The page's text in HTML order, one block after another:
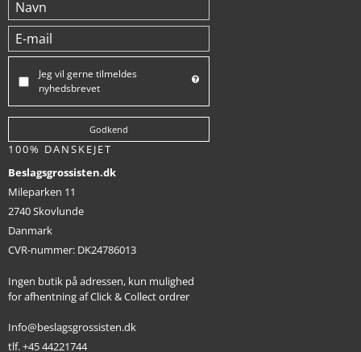
Jeg vil gerne tilmeldes
nyhedsbrevet
Godkend
100% DANSKEJET
Beslagsgrossisten.dk
Mileparken 11
2740 Skovlunde
Danmark
CVR-nummer: DK24786013
Ingen butik på adressen, kun mulighed
for afhentning af Click & Collect ordrer
Info@beslagsgrossisten.dk
tlf. +45 44221744